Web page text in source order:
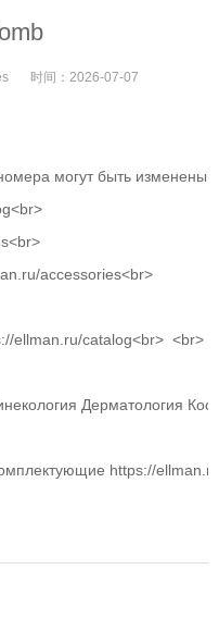
时间： 2026-07-07
могут быть
accessories<br>
ellman.ru/catalog<br> <br>
Дерматология
https://